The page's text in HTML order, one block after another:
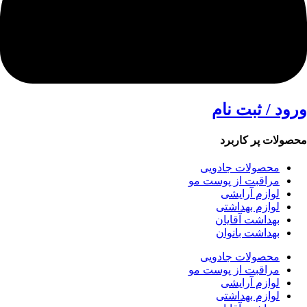
ورود / ثبت نام
محصولات پر کاربرد
محصولات جادویی
مراقبت از پوست مو
لوازم آرایشی
لوازم بهداشتی
بهداشت آقایان
بهداشت بانوان
محصولات جادویی
مراقبت از پوست مو
لوازم آرایشی
لوازم بهداشتی